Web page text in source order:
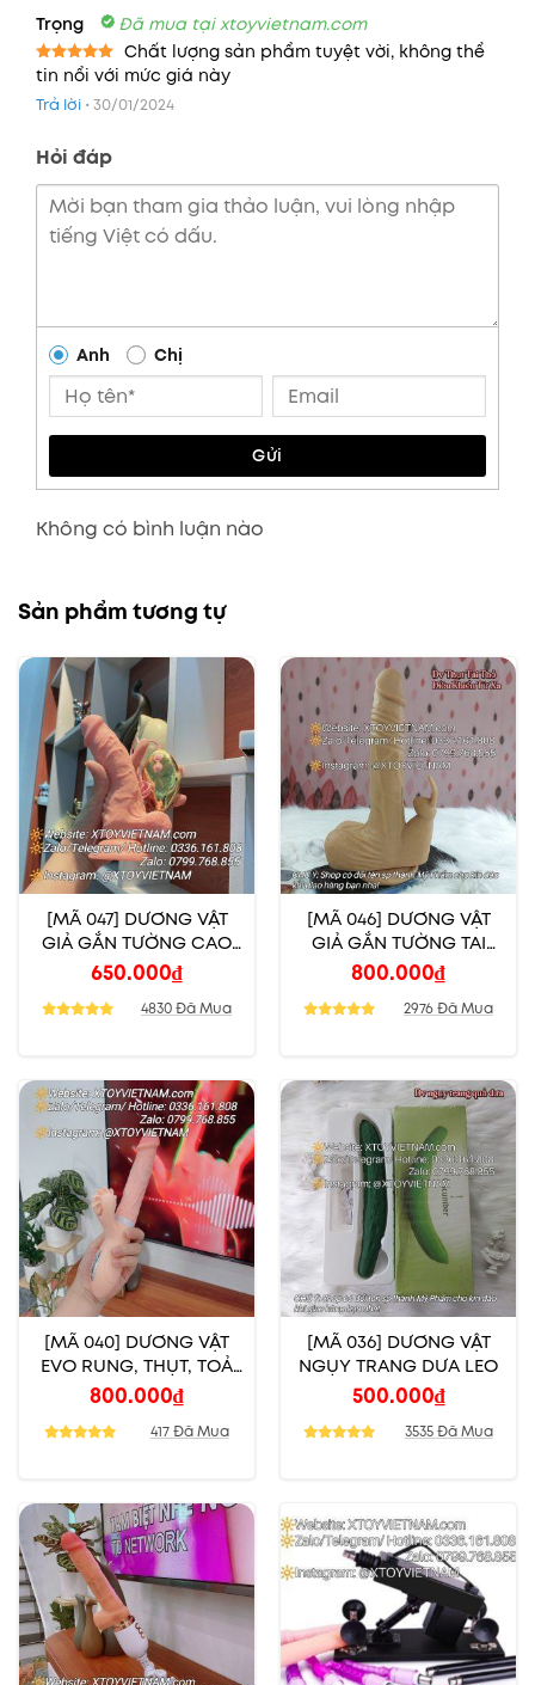
Trọng Đã mua tại xtoyvietnam.com
Được xếp
sao
Chất lượng sản phẩm tuyệt vời, không thể
tin nổi với mức giá này
Trả lời •30/01/2024
Hỏi đáp
Anh Chị
Gửi
Không có bình luận nào
Sản phẩm tương tự
[MÃ 047] DƯƠNG VẬT
GIẢ GẮN TƯỜNG CAO
CẤP CÓ NHIỆT
650.000₫
4830 Đã Mua
[MÃ 046] DƯƠNG VẬT
GIẢ GẮN TƯỜNG TAI
THỎ CAO CẤP CÓ
800.000₫
2976 Đã Mua
[MÃ 040] DƯƠNG VẬT
EVO RUNG, THỤT, TOẢ
NHIỆT
800.000₫
417 Đã Mua
[MÃ 036] DƯƠNG VẬT
NGỤY TRANG DƯA LEO
500.000₫
3535 Đã Mua